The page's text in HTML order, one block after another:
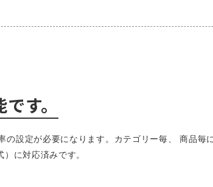
す。
設定が必要になります。カテゴリー毎、 商品毎
に対応済みです。